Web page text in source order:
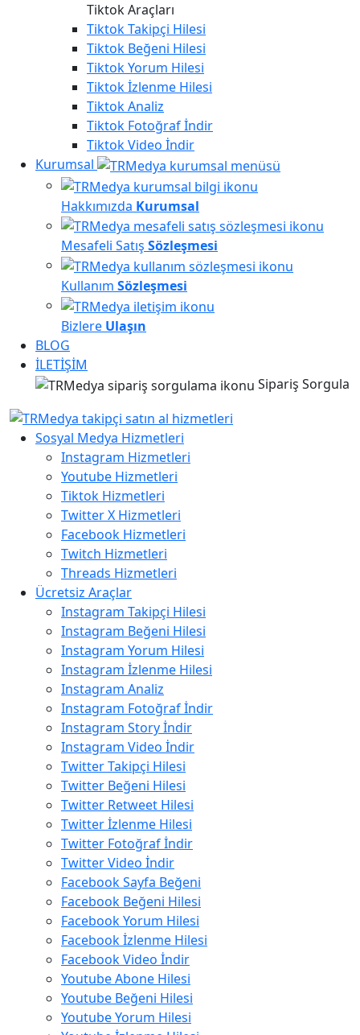
Tiktok Araçları
TiktokTakipçi Hilesi
Tiktok Beğeni Hilesi
TiktokYorum Hilesi
Tiktokİzlenme Hilesi
TiktokAnaliz
Tiktok Fotoğraf İndir
TiktokVideo İndir
Kurumsal
Hakkımızda Kurumsal
Mesafeli Satış Sözleşmesi
Kullanım Sözleşmesi
Bizlere Ulaşın
BLOG
İLETİŞİM
Sipariş Sorgula
Sosyal Medya Hizmetleri
Instagram Hizmetleri
Youtube Hizmetleri
Tiktok Hizmetleri
Twitter X Hizmetleri
Facebook Hizmetleri
Twitch Hizmetleri
Threads Hizmetleri
Ücretsiz Araçlar
Instagram Takipçi Hilesi
Instagram Beğeni Hilesi
Instagram Yorum Hilesi
Instagram İzlenme Hilesi
Instagram Analiz
Instagram Fotoğraf İndir
Instagram Story İndir
Instagram Video İndir
Twitter Takipçi Hilesi
Twitter Beğeni Hilesi
Twitter Retweet Hilesi
Twitter İzlenme Hilesi
Twitter Fotoğraf İndir
Twitter Video İndir
Facebook Sayfa Beğeni
Facebook Beğeni Hilesi
Facebook Yorum Hilesi
Facebook İzlenme Hilesi
Facebook Video İndir
Youtube Abone Hilesi
Youtube Beğeni Hilesi
Youtube Yorum Hilesi